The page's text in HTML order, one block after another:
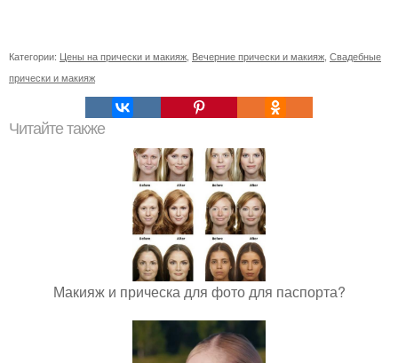
Категории: Цены на прически и макияж Вечерние прически и макияж Свадебные
прически и макияж
Читайте также
Макияж и прическа для фото для паспорта?